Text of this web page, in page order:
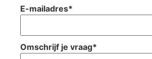
E-mailadres*
Omschrijf je vraag*